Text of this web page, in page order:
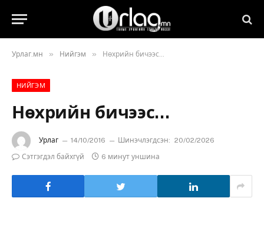
Урлаг.мн » Нийгэм » Нөхрийн бичээс…
НИЙГЭМ
Нөхрийн бичээс…
Урлаг 14/10/2016 Шинэчлэгдсэн: 20/02/2026
Сэтгэгдэл байхгүй
6 минут уншина